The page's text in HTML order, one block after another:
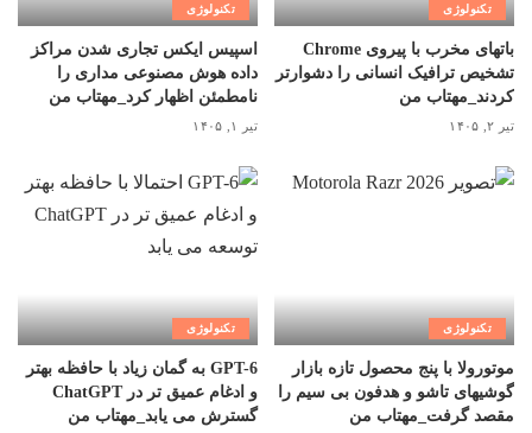
تکنولوژی
باتهای مخرب با پیروی Chrome
تشخیص ترافیک انسانی را دشوارتر
کردند_مهتاب من
تیر ۲, ۱۴۰۵
تکنولوژی
اسپیس ایکس تجاری شدن مراکز
داده هوش مصنوعی مداری را
نامطمئن اظهار کرد_مهتاب من
تیر ۱, ۱۴۰۵
تکنولوژی
موتورولا با پنج محصول تازه بازار
گوشیهای تاشو و هدفون بی سیم را
مقصد گرفت_مهتاب من
تکنولوژی
GPT-6 به گمان زیاد با حافظه بهتر
و ادغام عمیق تر در ChatGPT
گسترش می یابد_مهتاب من